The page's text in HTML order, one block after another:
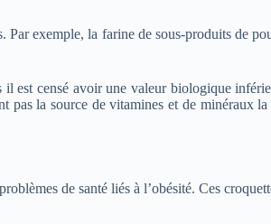
exemple, la farine de sous-produits de
est censé avoir une valeur biologique
pas la source de vitamines et de minéraux
de santé liés à l’obésité. Ces